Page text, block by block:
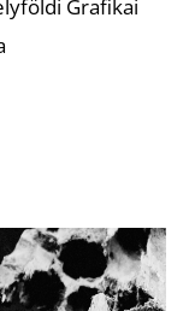
Grafikai